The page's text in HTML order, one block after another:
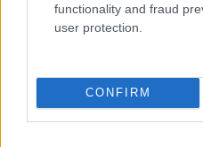
functionality and fraud
user protection.
CONFIRM
Indul a
erősítő
Budapest-
gyorsabb